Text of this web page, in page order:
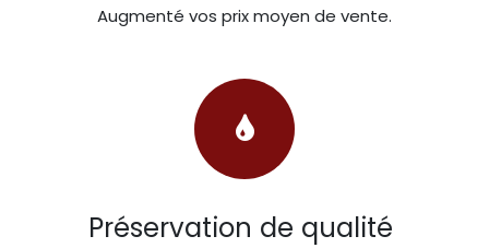
Augmenté vos prix moyen de vente.
Préservation de qualité